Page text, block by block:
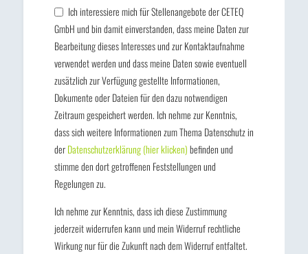
Ich interessiere mich für Stellenangebote der CETEQ
GmbH und bin damit einverstanden, dass meine Daten zur
Bearbeitung dieses Interesses und zur Kontaktaufnahme
verwendet werden und dass meine Daten sowie eventuell
zusätzlich zur Verfügung gestellte Informationen,
Dokumente oder Dateien für den dazu notwendigen
Zeitraum gespeichert werden. Ich nehme zur Kenntnis,
dass sich weitere Informationen zum Thema Datenschutz in
derDatenschutzerklärung (hier klicken)befinden und
stimme den dort getroffenen Feststellungen und
Regelungen zu.
Ich nehme zur Kenntnis, dass ich diese Zustimmung
jederzeit widerrufen kann und mein Widerruf rechtliche
Wirkung nur für die Zukunft nach dem Widerruf entfaltet.